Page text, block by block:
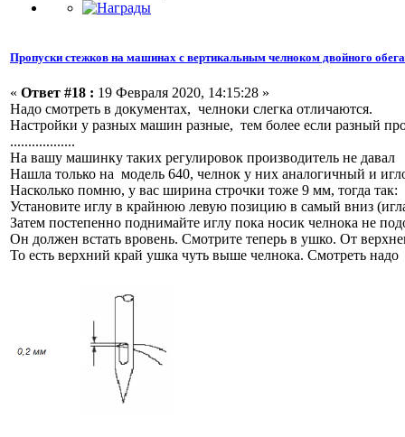
Пропуски стежков на машинах с вертикальным челноком двойного
« Ответ #18 : 19 Февраля 2020, 14:15:28 »
Надо смотреть в документах, челноки слегка отличаются.
Настройки у разных машин разные, тем более если разный
..................
На вашу машинку таких регулировок производитель не давал
Нашла только на модель 640, челнок у них аналогичный и
Насколько помню, у вас ширина строчки тоже 9 мм, тогда так:
Установите иглу в крайнюю левую позицию в самый вниз
Затем постепенно поднимайте иглу пока носик челнока не
Он должен встать вровень. Смотрите теперь в ушко. От
То есть верхний край ушка чуть выше челнока. Смотреть надо